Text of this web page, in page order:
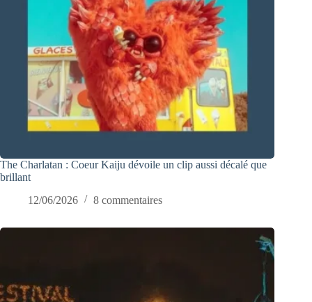
The Charlatan : Coeur Kaiju dévoile un clip aussi décalé que
brillant
12/06/2026
8 commentaires